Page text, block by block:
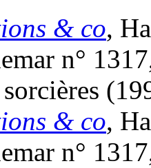
& co,
n°
& co,
n°